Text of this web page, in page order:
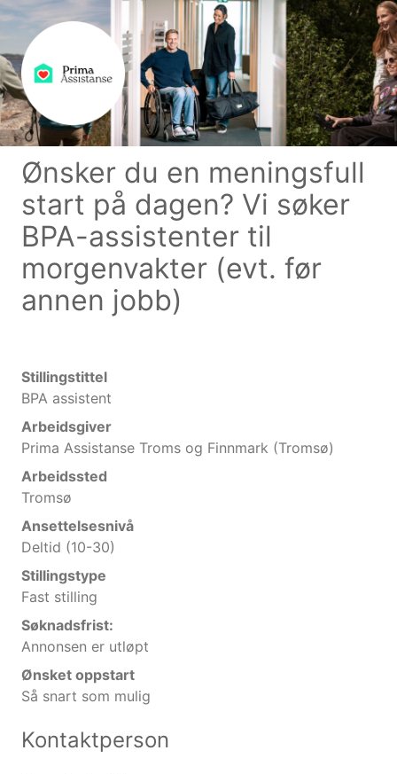
Ønsker du en meningsfull
start på dagen? Vi søker
BPA-assistenter til
morgenvakter (evt. før
annen jobb)
Stillingstittel
BPA assistent
Arbeidsgiver
Prima Assistanse Troms og Finnmark (Tromsø)
Arbeidssted
Tromsø
Ansettelsesnivå
Deltid (10-30)
Stillingstype
Fast stilling
Søknadsfrist:
Annonsen er utløpt
Ønsket oppstart
Så snart som mulig
Kontaktperson